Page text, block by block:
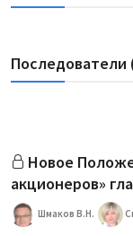
Последователи
Новое
акционеров»
Шмаков В.Н.